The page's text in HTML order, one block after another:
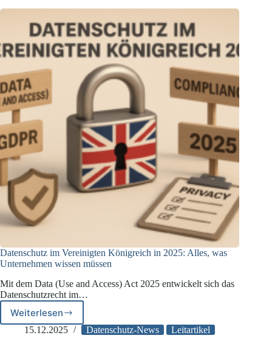
Leitlinien
Datenschutz im Vereinigten Königreich in 2025: Alles, was
Unternehmen wissen müssen
Mit dem Data (Use and Access) Act 2025 entwickelt sich das
Datenschutzrecht im…
WeiterlesenDatenschutz
im
15.12.2025 Datenschutz-News Leitartikel